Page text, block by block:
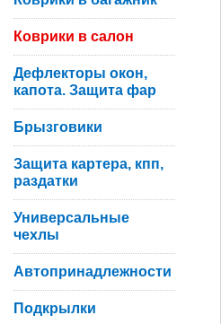
Коврики в салон
Дефлекторы окон,
капота. Защита фар
Брызговики
Защита картера, кпп,
раздатки
Универсальные
чехлы
Автопринадлежности
Подкрылки